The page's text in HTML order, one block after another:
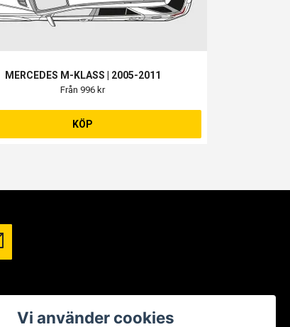
MERCEDES M-KLASS | 2005-2011
Från 996 kr
KÖP
Facebook
Vi använder cookies